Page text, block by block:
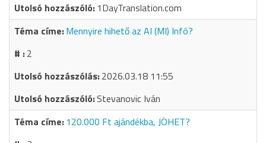
1DayTranslation.com
Mennyire hihető az AI (MI) Infó?
2
2026.03.18 11:55
Stevanovic Iván
120.000 Ft ajándékba, JÖHET?